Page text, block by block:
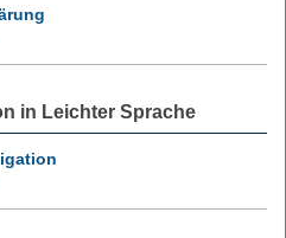
in Leichter Sprache